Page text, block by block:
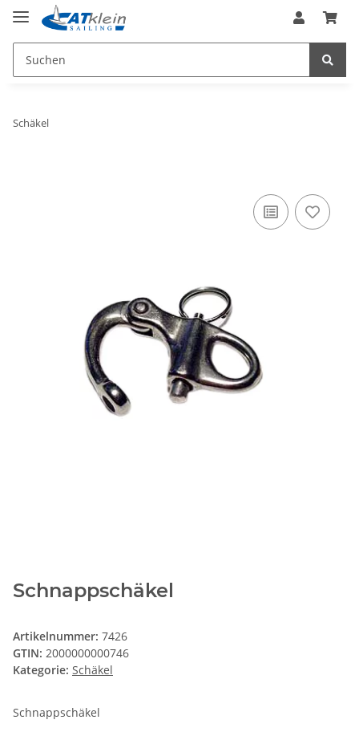
Schäkel
Schnappschäkel
Artikelnummer: 7426
GTIN: 2000000000746
Kategorie: Schäkel
Schnappschäkel